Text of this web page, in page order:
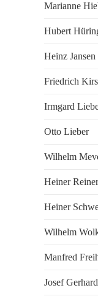
Marianne
Hubert
Heinz Jansen
Friedrich
Irmgard
Otto Lieber
Wilhelm
Heiner
Heiner
Wilhelm
Manfred
Josef